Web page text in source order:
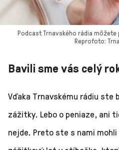
Podcast Trnavského rádia
Reprofoto:
Bavili sme vás celý
Vďaka Trnavskému rádiu
zážitky. Lebo o peniaze, ani
nejde. Preto ste s nami